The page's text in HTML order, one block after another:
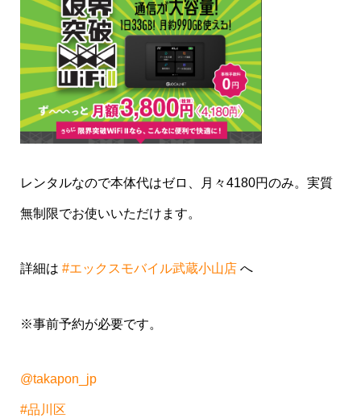
レンタルなので本体代はゼロ、月々4180円のみ。実質
無制限でお使いいただけます。
詳細は #エックスモバイル武蔵小山店へ
※事前予約が必要です。
@takapon_jp
#品川区